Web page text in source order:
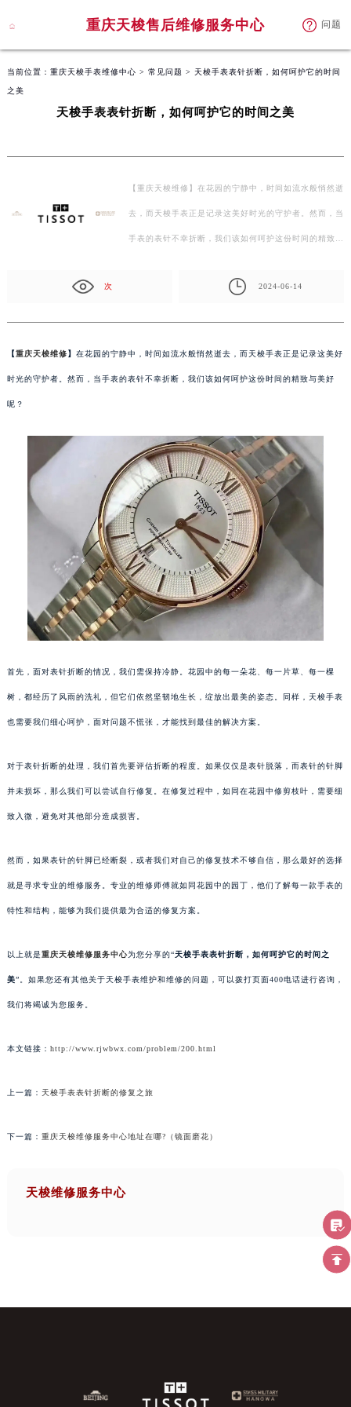
重庆天梭售后维修服务中心 问题
当前位置： 重庆天梭手表维修中心 > 常见问题 > 天梭手表表针折断，如何呵护它的时间
之美
天梭手表表针折断，如何呵护它的时间之美
【重庆天梭维修】在花园的宁静中，时间如流水般悄然逝
去，而天梭手表正是记录这美好时光的守护者。然而，当
手表的表针不幸折断，我们该如何呵护这份时间的精致
次 2024-06-14
【重庆天梭维修】 在花园的宁静中，时间如流水般悄然逝去，而天梭手表正是记录这美好
时光的守护者。然而，当手表的表针不幸折断，我们该如何呵护这份时间的精致与美好
呢？
首先，面对表针折断的情况，我们需保持冷静。花园中的每一朵花、每一片草、每一棵
树，都经历了风雨的洗礼，但它们依然坚韧地生长，绽放出最美的姿态。同样，天梭手表
也需要我们细心呵护，面对问题不慌张，才能找到最佳的解决方案。
对于表针折断的处理，我们首先要评估折断的程度。如果仅仅是表针脱落，而表针的针脚
并未损坏，那么我们可以尝试自行修复。在修复过程中，如同在花园中修剪枝叶，需要细
致入微，避免对其他部分造成损害。
然而，如果表针的针脚已经断裂，或者我们对自己的修复技术不够自信，那么最好的选择
就是寻求专业的维修服务。专业的维修师傅就如同花园中的园丁，他们了解每一款手表的
特性和结构，能够为我们提供最为合适的修复方案。
以上就是重庆天梭维修服务中心为您分享的“天梭手表表针折断，如何呵护它的时间之
美”。如果您还有其他关于天梭手表维护和维修的问题，可以拨打页面400电话进行咨询，
我们将竭诚为您服务。
本文链接： http://www.rjwbwx.com/problem/200.html
上一篇： 天梭手表表针折断的修复之旅
下一篇： 重庆天梭维修服务中心地址在哪?（镜面磨花）
天梭维修服务中心